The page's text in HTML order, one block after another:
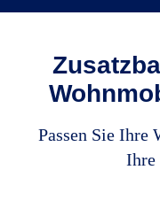
Passen Sie Ihre
Ihre